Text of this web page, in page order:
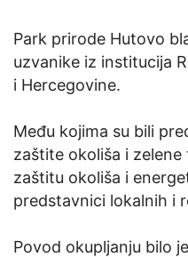
Park prirode Hutovo
uzvanike iz institucija
i Hercegovine.
Među kojima su bili
zaštite okoliša i zelene
zaštitu okoliša i
predstavnici lokalnih i
Povod okupljanju bilo